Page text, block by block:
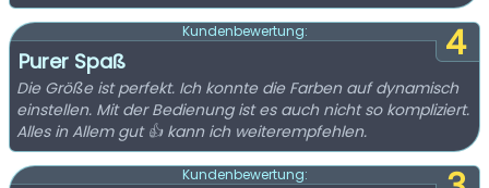
4
Kundenbewertung:
Purer Spaß
Die Größe ist perfekt. Ich konnte die Farben auf dynamisch
einstellen. Mit der Bedienung ist es auch nicht so kompliziert.
Alles in Allem gut 👍 kann ich weiterempfehlen.
Kundenbewertung: